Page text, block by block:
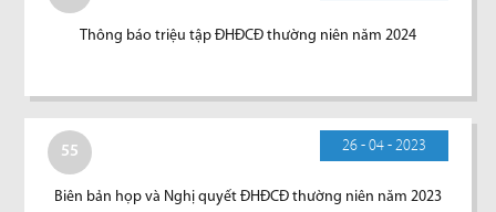
Thông báo triệu tập ĐHĐCĐ thường niên năm 2024
55 26 - 04 - 2023
Biên bản họp và Nghị quyết ĐHĐCĐ thường niên năm 2023